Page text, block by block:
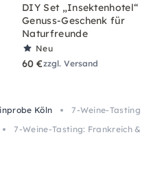
DIY Set „Insektenhotel“ –
Genuss-Geschenk für
Naturfreunde
Neu
60 €zzgl. Versand
Köln
7-Weine-Tasting:
7-Weine-Tasting: Frankreich &